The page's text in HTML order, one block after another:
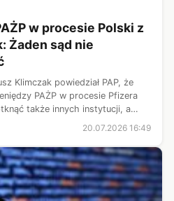
w procesie Polski z
Żaden sąd nie
Klimczak powiedział PAP, że
PAŻP w procesie Pfizera
także innych instytucji, a
środków, które służą
20.07.2026 16:49